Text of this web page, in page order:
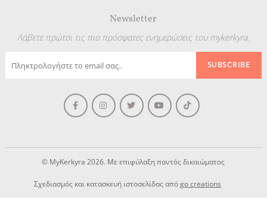
Newsletter
Λάβετε πρώτοι τις πιο πρόσφατες ενημερώσεις του mykerkyra.
© MyKerkyra 2026. Με επιφύλαξη παντός δικαιώματος
Σχεδιασμός και κατασκευή ιστοσελίδας απόgo creations